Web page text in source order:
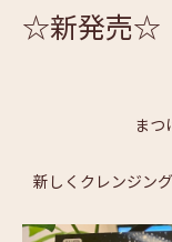
☆新発売☆
ま
新しくクレンジン